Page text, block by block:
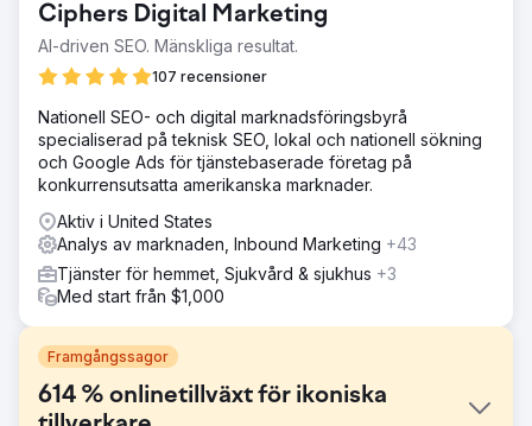
Ciphers Digital Marketing
AI-driven SEO. Mänskliga resultat.
107 recensioner
Nationell SEO- och digital marknadsföringsbyrå
specialiserad på teknisk SEO, lokal och nationell sökning
och Google Ads för tjänstebaserade företag på
konkurrensutsatta amerikanska marknader.
Aktiv i United States
Analys av marknaden, Inbound Marketing +43
Tjänster för hemmet, Sjukvård & sjukhus +3
Med start från $1,000
Framgångssagor
614 % onlinetillväxt för ikoniska